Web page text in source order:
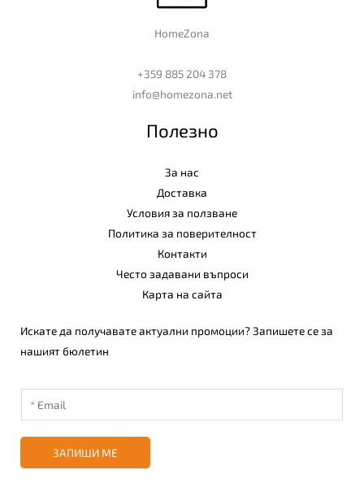
HomeZona
+359 885 204 378
info@homezona.net
Полезно
За нас
Доставка
Условия за ползване
Политика за поверителност
Контакти
Често задавани въпроси
Карта на сайта
Искате да получавате актуални промоции? Запишете се за
нашият бюлетин
ЗАПИШИ МЕ